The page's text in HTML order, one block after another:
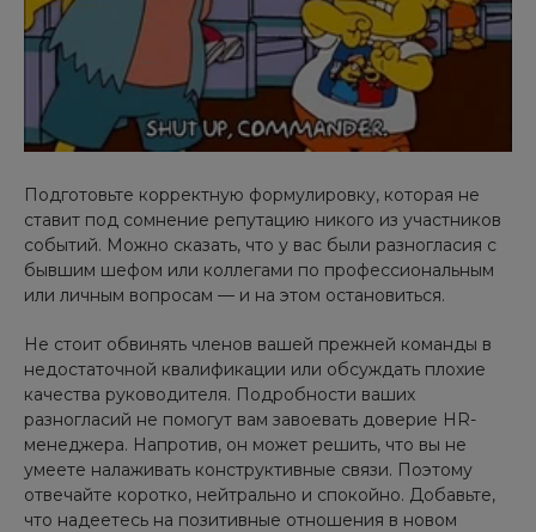
Подготовьте корректную формулировку, которая не
ставит под сомнение репутацию никого из участников
событий. Можно сказать, что у вас были разногласия с
бывшим шефом или коллегами по профессиональным
или личным вопросам — и на этом остановиться.
Не стоит обвинять членов вашей прежней команды в
недостаточной квалификации или обсуждать плохие
качества руководителя. Подробности ваших
разногласий не помогут вам завоевать доверие HR-
менеджера. Напротив, он может решить, что вы не
умеете налаживать конструктивные связи. Поэтому
отвечайте коротко, нейтрально и спокойно. Добавьте,
что надеетесь на позитивные отношения в новом